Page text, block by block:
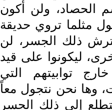
الحصاد، ولن أكون
مثلما تروي حديقة
ذلك الجسر، لن
ليكونوا على قيد
توابيتهم التي
وها نحن نتجول معاً
إلى ذلك الجسر